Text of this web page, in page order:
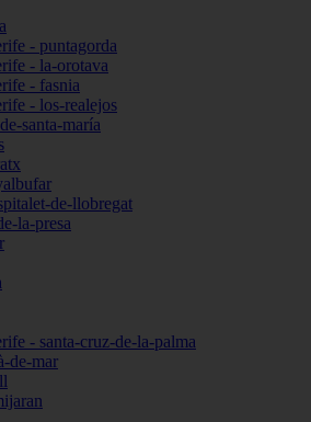
- puntagorda
- la-orotava
- fasnia
- los-realejos
santa-maría
de-llobregat
la-presa
- santa-cruz-de-la-palma
de-mar